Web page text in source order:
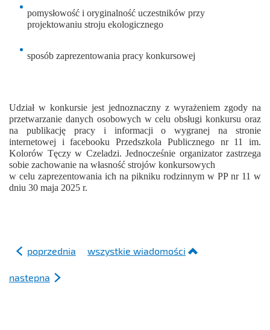
pomysłowość i oryginalność uczestników przy
projektowaniu stroju ekologicznego
sposób zaprezentowania pracy konkursowej
Udział w konkursie jest jednoznaczny z wyrażeniem zgody na
przetwarzanie danych osobowych w celu obsługi konkursu oraz
na publikację pracy i informacji o wygranej na stronie
internetowej i facebooku Przedszkola Publicznego nr 11 im.
Kolorów Tęczy w Czeladzi. Jednocześnie organizator zastrzega
sobie zachowanie na własność strojów konkursowych
w celu zaprezentowania ich na pikniku rodzinnym w PP nr 11 w
dniu 30 maja 2025 r.
poprzednia wszystkie wiadomości
następna